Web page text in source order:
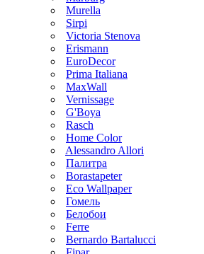
Murella
Sirpi
Victoria Stenova
Erismann
EuroDecor
Prima Italiana
MaxWall
Vernissage
G'Boya
Rasch
Home Color
Alessandro Allori
Палитра
Borastapeter
Eco Wallpaper
Гомель
Белобои
Ferre
Bernardo Bartalucci